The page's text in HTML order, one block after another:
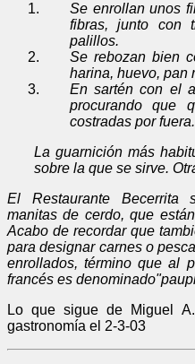
Se enrollan unos
fibras, junto con
palillos.
Se rebozan bien
harina, huevo, pan
En sartén con el
procurando que
costradas por fuera.
La guarnición más
sobre la que se sirve.
El Restaurante Becerrita
manitas de cerdo, que
Acabo de recordar que
para designar carnes o
enrollados, término que al
francés es
Lo que sigue de Miguel
gastronomía el 2-3-03